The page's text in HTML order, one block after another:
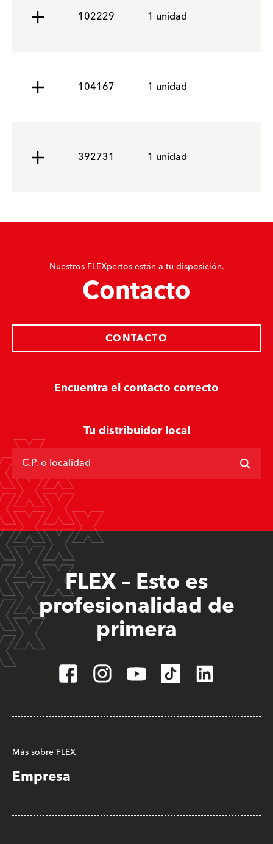
102229 1 unidad
104167 1 unidad
392731 1 unidad
Nuestros FLEXpertos están a tu disposición.
Contacto
Encuentra el contacto correcto
CONTACTO
Tu distribuidor local
C.P. o localidad
FLEX – Esto es
profesionalidad de
primera
Más sobre FLEX
Empresa